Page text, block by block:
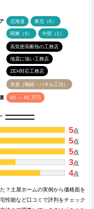
北海道 東北（6）
関東（5） 中部（1）
高気密高断熱の工務店
地震に強い工務店
ZEH対応工務店
木造（軸組・パネル工法）
65 ～ 80 万円
5点
5点
5点
3点
4点
？土屋ホームの実例から価格面を
性能など口コミで評判をチェック